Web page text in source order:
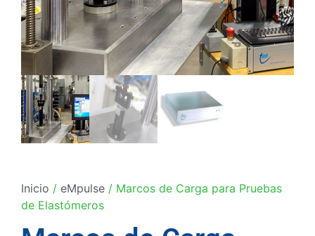
Inicio / eMpulse / Marcos de Carga para Pruebas
de Elastómeros